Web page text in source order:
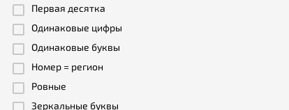
Первая десятка
Одинаковые цифры
Одинаковые буквы
Номер = регион
Ровные
Зеркальные буквы